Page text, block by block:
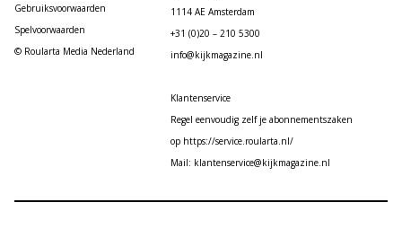
Gebruiksvoorwaarden
Spelvoorwaarden
© Roularta Media Nederland
1114 AE Amsterdam
+31 (0)20 – 210 5300
info@kijkmagazine.nl
Klantenservice
Regel eenvoudig zelf je abonnementszaken
op https://service.roularta.nl/
Mail: klantenservice@kijkmagazine.nl